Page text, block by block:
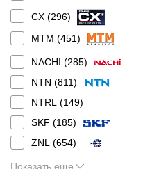
CX (296)
MTM (451)
NACHI (285)
NTN (811)
NTRL (149)
SKF (185)
ZNL (654)
Показать еще